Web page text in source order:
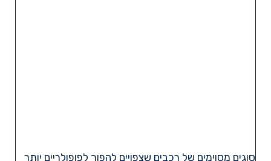
סוגים מסוימים של רכבים שצפויים להפוך לפופולריים יותר